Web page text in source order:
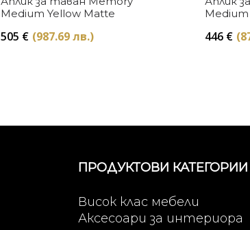
Medium Yellow Matte
505 € (987.69 лв.) 446 €
ПРОДУКТОВИ КАТЕГОРИИ
Висок клас мебели
Аксесоари за интериора